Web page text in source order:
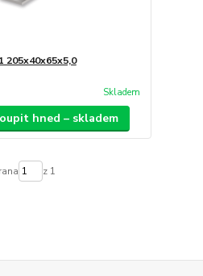
205x40x65x5,0
Skladem
hned – skladem
z 1